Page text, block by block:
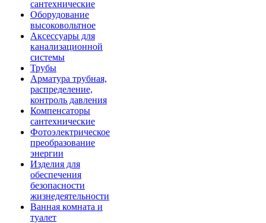
сантехнические
Оборудование
высоковольтное
Аксессуары для
канализационной
системы
Трубы
Арматура трубная,
распределение,
контроль давления
Компенсаторы
сантехнические
Фотоэлектрическое
преобразование
энергии
Изделия для
обеспечения
безопасности
жизнедеятельности
Ванная комната и
туалет